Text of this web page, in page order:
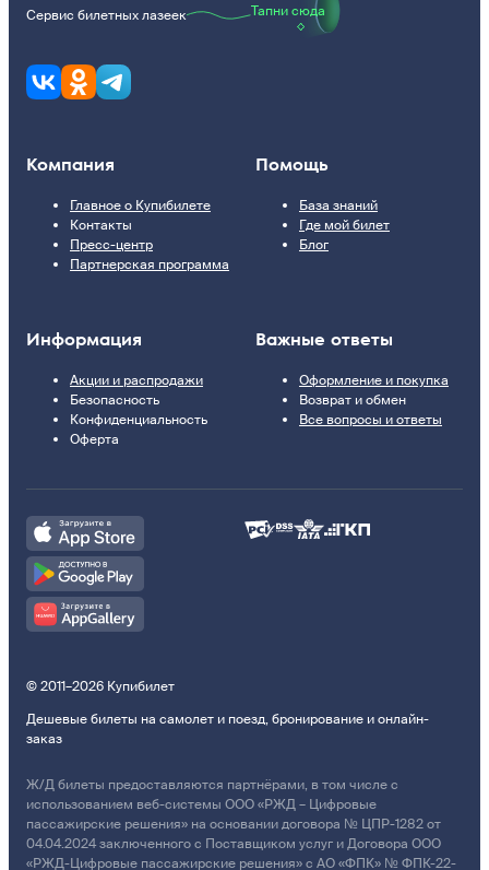
Сервис билетных лазеек Тапни сюда
Компания
Главное о Купибилете
Контакты
Пресс-центр
Партнерская программа
Помощь
База знаний
Где мой билет
Блог
Информация
Акции и распродажи
Безопасность
Конфиденциальность
Оферта
Важные ответы
Оформление и покупка
Возврат и обмен
Все вопросы и ответы
© 2011–2026 Купибилет
Дешевые билеты на самолет и поезд, бронирование и онлайн-
заказ
Ж/Д билеты предоставляются партнёрами, в том числе с
использованием веб-системы ООО «РЖД – Цифровые
пассажирские решения» на основании договора № ЦПР-1282 от
04.04.2024 заключенного с Поставщиком услуг и Договора ООО
«РЖД-Цифровые пассажирские решения» с АО «ФПК» № ФПК-22-